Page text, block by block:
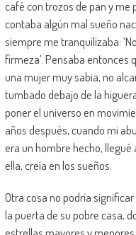
café con trozos de pan y me
contaba algún mal sueño
siempre me tranquilizaba:
firmeza’. Pensaba entonces
una mujer muy sabia, no
tumbado debajo de la
poner el universo en
años después, cuando mi
era un hombre hecho,
ella, creía en los sueños.
Otra cosa no podría
la puerta de su pobre casa,